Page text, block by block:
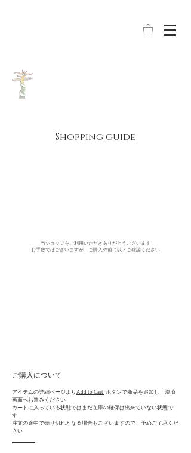
Shopping guide
当ショップをご利用いただきありがとうございます
お手数ではございますが ご購入の前に以下ご確認ください
ご購入について
アイテムの詳細ページより Add to Cart ボタンで商品を追加し 決済
画面へお進みください
カートに入っている状態ではまだ在庫の確保は出来ていない状態で
す
注文の途中で売り切れとなる場合もございますので 予めご了承くだ
さい